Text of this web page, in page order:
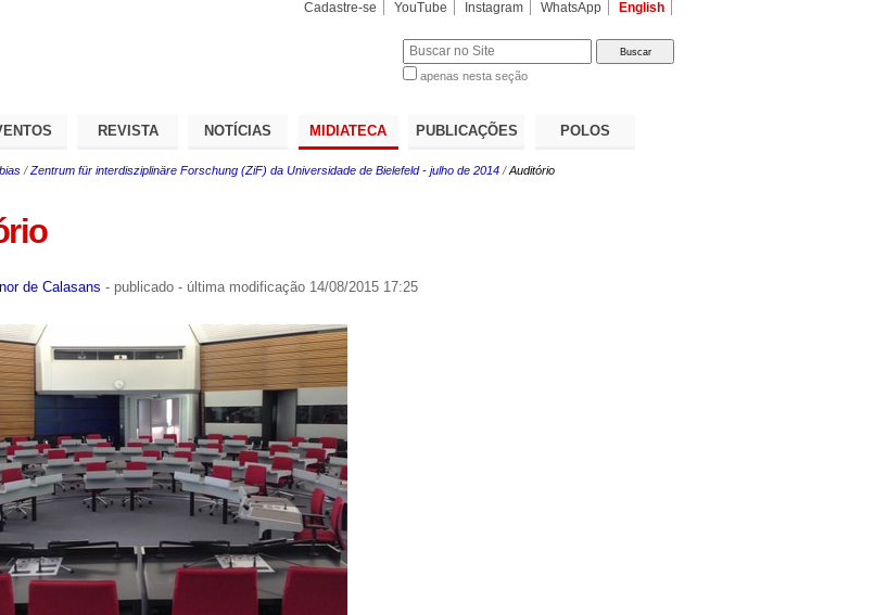
Cadastre-se YouTube Instagram WhatsApp English
apenas nesta seção
REVISTA NOTÍCIAS MIDIATECA PUBLICAÇÕES POLOS
/Zentrum für interdisziplinäre Forschung (ZiF) da Universidade de Bielefeld - julho de 2014 /Auditório
de Calasans - publicado - última modificação14/08/2015 17:25